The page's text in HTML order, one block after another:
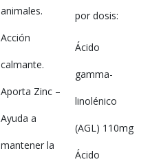
animales.
Acción
calmante.
Aporta Zinc –
Ayuda a
mantener la
por dosis:
Ácido
gamma-
linolénico
(AGL) 110mg
Ácido